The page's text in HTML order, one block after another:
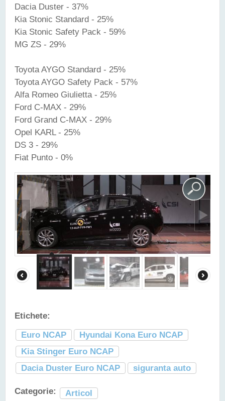
Dacia Duster - 37%
Kia Stonic Standard - 25%
Kia Stonic Safety Pack - 59%
MG ZS - 29%
Toyota AYGO Standard - 25%
Toyota AYGO Safety Pack - 57%
Alfa Romeo Giulietta - 25%
Ford C-MAX - 29%
Ford Grand C-MAX - 29%
Opel KARL - 25%
DS 3 - 29%
Fiat Punto - 0%
Etichete:
Euro NCAP
Hyundai Kona Euro NCAP
Kia Stinger Euro NCAP
Dacia Duster Euro NCAP
siguranta auto
Categorie: Articol